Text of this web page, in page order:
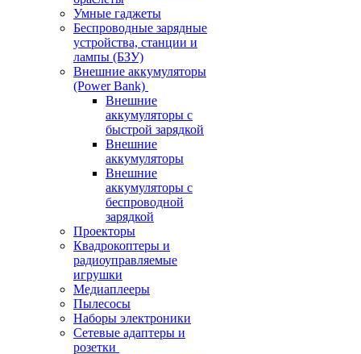
Умные гаджеты
Беспроводные зарядные
устройства, станции и
лампы (БЗУ)
Внешние аккумуляторы
(Power Bank)
Внешние
аккумуляторы с
быстрой зарядкой
Внешние
аккумуляторы
Внешние
аккумуляторы с
беспроводной
зарядкой
Проекторы
Квадрокоптеры и
радиоуправляемые
игрушки
Медиаплееры
Пылесосы
Наборы электроники
Сетевые адаптеры и
розетки